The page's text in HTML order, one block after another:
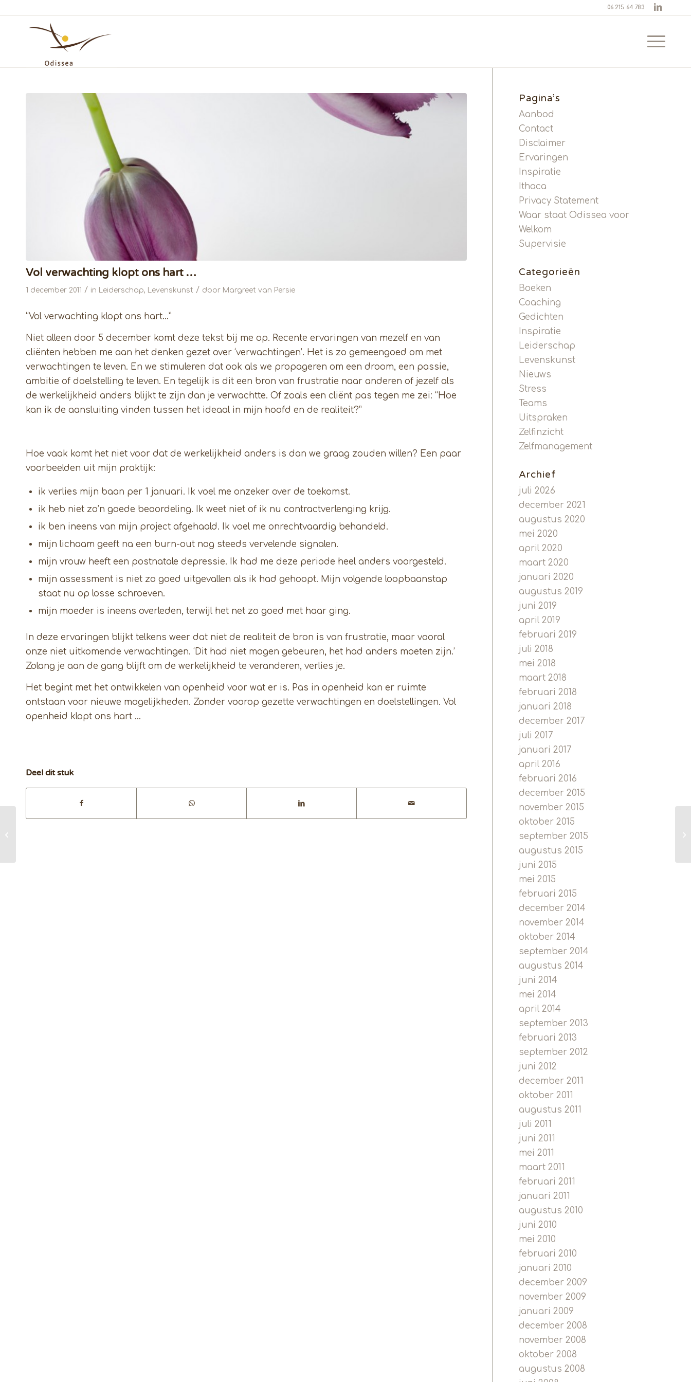
06 215 64 783
Vol verwachting klopt ons hart …
1 december 2011 / in Leiderschap, Levenskunst / door Margreet van Persie
“Vol verwachting klopt ons hart…”
Niet alleen door 5 december komt deze tekst bij me op. Recente ervaringen van mezelf en van
cliënten hebben me aan het denken gezet over ‘verwachtingen’. Het is zo gemeengoed om met
verwachtingen te leven. En we stimuleren dat ook als we propageren om een droom, een passie,
ambitie of doelstelling te leven. En tegelijk is dit een bron van frustratie naar anderen of jezelf als
de werkelijkheid anders blijkt te zijn dan je verwachtte. Of zoals een cliënt pas tegen me zei: “Hoe
kan ik de aansluiting vinden tussen het ideaal in mijn hoofd en de realiteit?”
Hoe vaak komt het niet voor dat de werkelijkheid anders is dan we graag zouden willen? Een paar
voorbeelden uit mijn praktijk:
ik verlies mijn baan per 1 januari. Ik voel me onzeker over de toekomst.
ik heb niet zo’n goede beoordeling. Ik weet niet of ik nu contractverlenging krijg.
ik ben ineens van mijn project afgehaald. Ik voel me onrechtvaardig behandeld.
mijn lichaam geeft na een burn-out nog steeds vervelende signalen.
mijn vrouw heeft een postnatale depressie. Ik had me deze periode heel anders voorgesteld.
mijn assessment is niet zo goed uitgevallen als ik had gehoopt. Mijn volgende loopbaanstap
staat nu op losse schroeven.
mijn moeder is ineens overleden, terwijl het net zo goed met haar ging.
In deze ervaringen blijkt telkens weer dat niet de realiteit de bron is van frustratie, maar vooral
onze niet uitkomende verwachtingen. ‘Dit had niet mogen gebeuren, het had anders moeten zijn.’
Zolang je aan de gang blijft om de werkelijkheid te veranderen, verlies je.
Het begint met het ontwikkelen van openheid voor wat er is. Pas in openheid kan er ruimte
ontstaan voor nieuwe mogelijkheden. Zonder voorop gezette verwachtingen en doelstellingen. Vol
openheid klopt ons hart …
Deel dit stuk
Pagina’s
Aanbod
Contact
Disclaimer
Ervaringen
Inspiratie
Ithaca
Privacy Statement
Waar staat Odissea voor
Welkom
Supervisie
Categorieën
Boeken
Coaching
Gedichten
Inspiratie
Leiderschap
Levenskunst
Nieuws
Stress
Teams
Uitspraken
Zelfinzicht
Zelfmanagement
Archief
juli 2026
december 2021
augustus 2020
mei 2020
april 2020
maart 2020
januari 2020
augustus 2019
juni 2019
april 2019
februari 2019
juli 2018
mei 2018
maart 2018
februari 2018
januari 2018
december 2017
juli 2017
januari 2017
april 2016
februari 2016
december 2015
november 2015
oktober 2015
september 2015
augustus 2015
juni 2015
mei 2015
februari 2015
december 2014
november 2014
oktober 2014
september 2014
augustus 2014
juni 2014
mei 2014
april 2014
september 2013
februari 2013
september 2012
juni 2012
december 2011
oktober 2011
augustus 2011
juli 2011
juni 2011
mei 2011
maart 2011
februari 2011
januari 2011
augustus 2010
juni 2010
mei 2010
februari 2010
januari 2010
december 2009
november 2009
januari 2009
december 2008
november 2008
oktober 2008
augustus 2008